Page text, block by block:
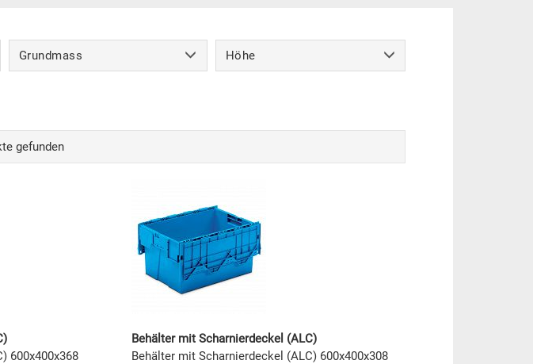
Grundmass Höhe
gefunden
600x400x368
Behälter mit Scharnierdeckel (ALC)
Behälter mit Scharnierdeckel (ALC) 600x400x308